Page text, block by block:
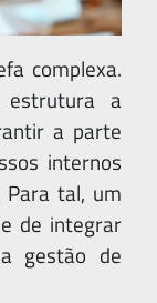
complexa.
a
a parte
internos
Para tal, um
de integrar
gestão de